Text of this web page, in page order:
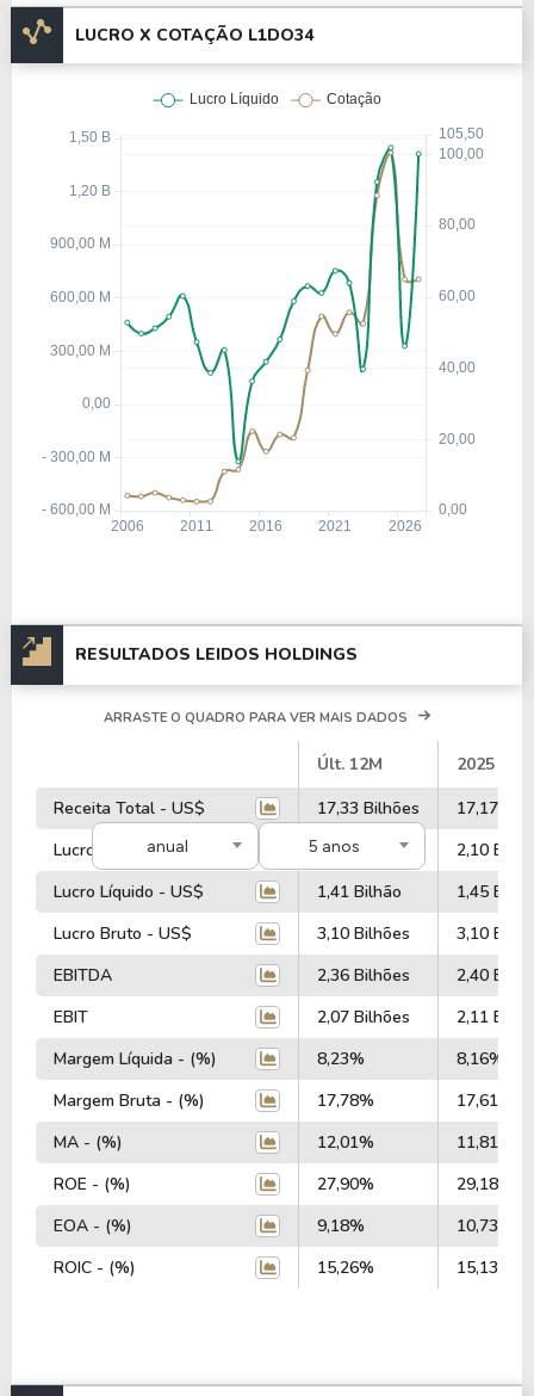
LUCRO X COTAÇÃO L1DO34
RESULTADOS LEIDOS HOLDINGS
anual 5 anos
ARRASTE O QUADRO PARA VER MAIS DADOS
Últ. 12M
2025
Receita Total - US$
17,33 Bilhões
17,17
Lucro Operacional - US$
2,11 Bilhões
2,10
Lucro Líquido - US$
1,41 Bilhão
1,45
Lucro Bruto - US$
3,10 Bilhões
3,10
EBITDA
2,36 Bilhões
2,40
EBIT
2,07 Bilhões
2,11
Margem Líquida - (%)
8,23%
8,16%
Margem Bruta - (%)
17,78%
17,61%
MA - (%)
12,01%
11,81%
ROE - (%)
27,90%
29,18%
EOA - (%)
9,18%
10,73%
ROIC - (%)
15,26% 15,13%